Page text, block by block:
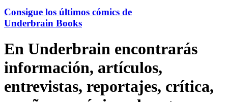
Consigue los últimos cómics de
Underbrain Books
En Underbrain encontrarás
información, artículos,
entrevistas, reportajes, crítica,